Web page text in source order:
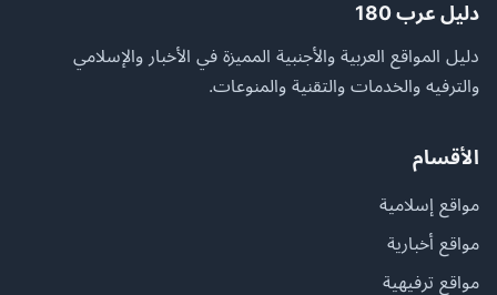
دليل عرب 180
دليل المواقع العربية والأجنبية المميزة في الأخبار والإسلامي
والترفيه والخدمات والتقنية والمنوعات.
الأقسام
مواقع إسلامية
مواقع أخبارية
مواقع ترفيهية